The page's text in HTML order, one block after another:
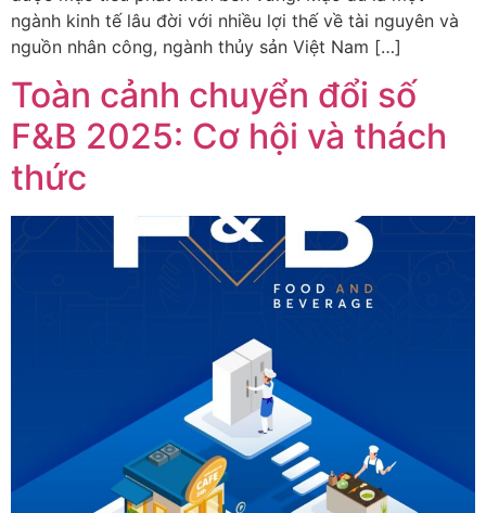
ngành kinh tế lâu đời với nhiều lợi thế về tài nguyên và
nguồn nhân công, ngành thủy sản Việt Nam […]
Toàn cảnh chuyển đổi số
F&B 2025: Cơ hội và thách
thức